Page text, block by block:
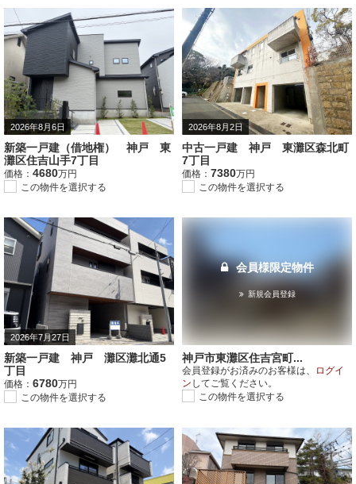
2026年8月6日
新築一戸建（借地権） 神戸 東
灘区住吉山手7丁目
価格： 4680万円
この物件を選択する
2026年8月2日
中古一戸建 神戸 東灘区森北町
7丁目
価格： 7380万円
この物件を選択する
2026年7月27日
新築一戸建 神戸 灘区灘北通5
丁目
価格： 6780万円
この物件を選択する
会員様限定物件
新規会員登録
神戸市東灘区住吉宮町...
会員登録がお済みのお客様は、
ログイ
ン してご覧ください。
この物件を選択する